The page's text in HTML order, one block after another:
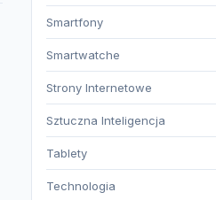
Smartfony
Smartwatche
Strony Internetowe
Sztuczna Inteligencja
Tablety
Technologia